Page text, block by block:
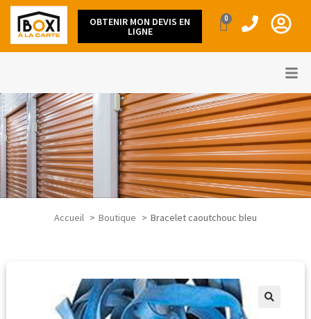
OBTENIR MON DEVIS EN
LIGNE
0
Accueil Boutique Bracelet caoutchouc bleu